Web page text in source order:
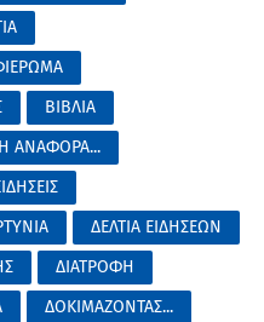
ΒΙΒΛΙΑ
ΑΝΑΦΟΡΑ...
ΔΕΛΤΙΑ ΕΙΔΗΣΕΩΝ
ΔΙΑΤΡΟΦΗ
ΔΟΚΙΜΑΖΟΝΤΑΣ...